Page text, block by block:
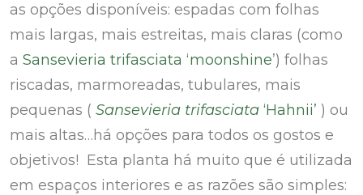
as opções disponíveis: espadas com folhas
mais largas, mais estreitas, mais claras (como
a Sansevieria trifasciata ‘moonshine’) folhas
riscadas, marmoreadas, tubulares, mais
pequenas ( Sansevieria trifasciata ‘Hahnii’ ) ou
mais altas…há opções para todos os gostos e
objetivos! Esta planta há muito que é utilizada
em espaços interiores e as razões são simples: